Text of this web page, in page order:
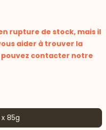
rupture de stock, mais il
aider à trouver la
contacter notre
85g